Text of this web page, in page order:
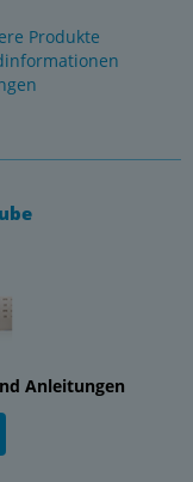
Produkte
Anleitungen